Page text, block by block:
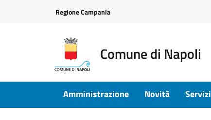
Regione Campania
Comune di Napoli
Amministrazione Novità Servizi